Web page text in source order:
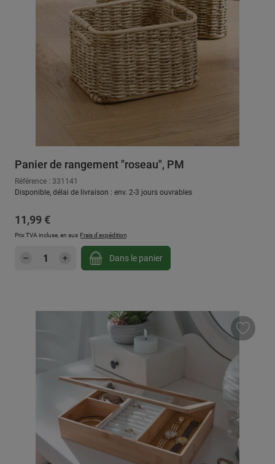
Panier de rangement "roseau", PM
Référence : 331141
Disponible, délai de livraison : env. 2-3 jours ouvrables
Prix régulier :
11,99 €
Prix TVA incluse, en sus Frais d'expédition
Quantité de produit : Entrez la quantité
Dans le panier